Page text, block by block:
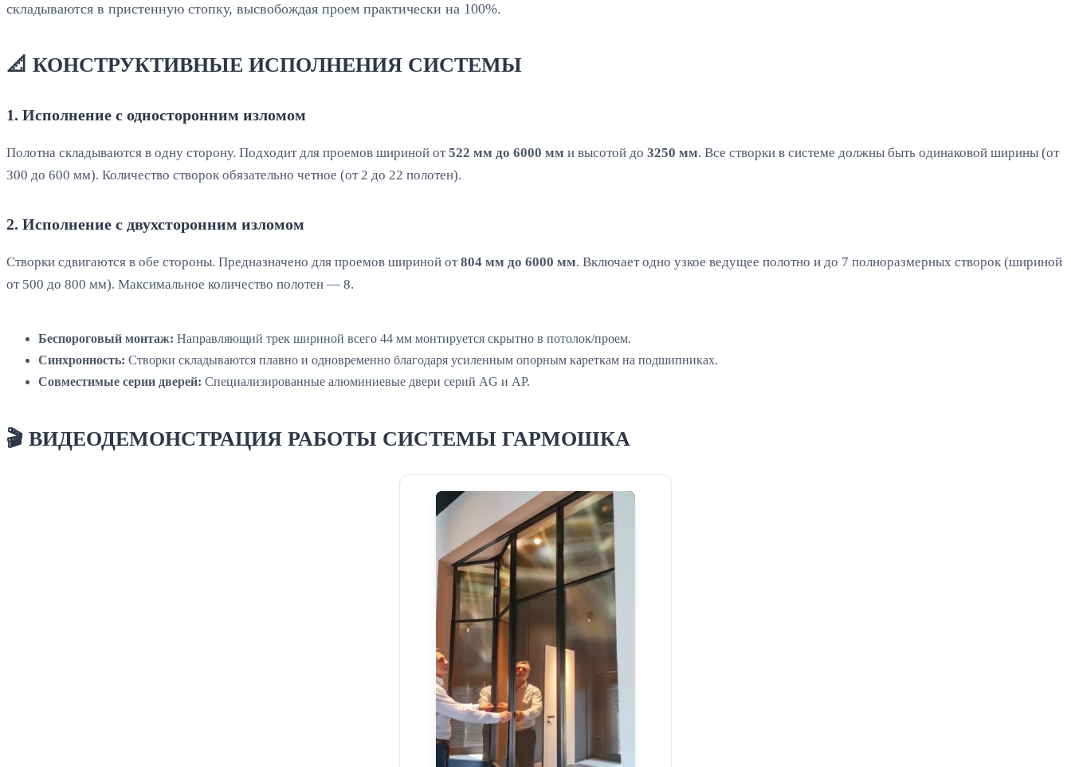
складываются в пристенную стопку, высвобождая проем практически на 100%.
📐 КОНСТРУКТИВНЫЕ ИСПОЛНЕНИЯ СИСТЕМЫ
1. Исполнение с односторонним изломом
Полотна складываются в одну сторону. Подходит для проемов шириной от522 мм до 6000 мм и высотой до 3250 мм. Все створки в системе должны быть одинаковой ширины (от
300 до 600 мм). Количество створок обязательно четное (от 2 до 22 полотен).
2. Исполнение с двухсторонним изломом
Створки сдвигаются в обе стороны. Предназначено для проемов шириной от804 мм до 6000 мм. Включает одно узкое ведущее полотно и до 7 полноразмерных створок (шириной
от 500 до 800 мм). Максимальное количество полотен — 8.
Беспороговый монтаж: Направляющий трек шириной всего 44 мм монтируется скрытно в потолок/проем.
Синхронность: Створки складываются плавно и одновременно благодаря усиленным опорным кареткам на подшипниках.
Совместимые серии дверей: Специализированные алюминиевые двери серий AG и AP.
🎬 ВИДЕОДЕМОНСТРАЦИЯ РАБОТЫ СИСТЕМЫ ГАРМОШКА